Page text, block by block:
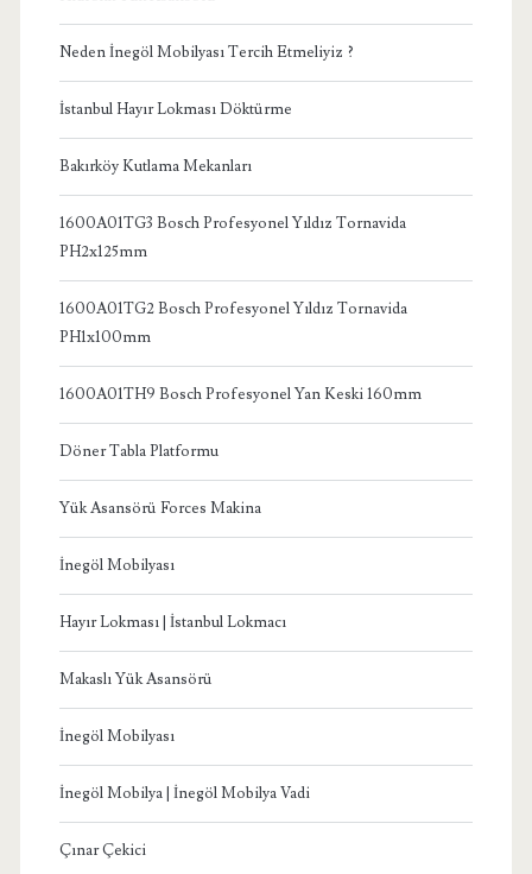
Neden İnegöl Mobilyası Tercih Etmeliyiz ?
İstanbul Hayır Lokması Döktürme
Bakırköy Kutlama Mekanları
1600A01TG3 Bosch Profesyonel Yıldız Tornavida
PH2x125mm
1600A01TG2 Bosch Profesyonel Yıldız Tornavida
PH1x100mm
1600A01TH9 Bosch Profesyonel Yan Keski 160mm
Döner Tabla Platformu
Yük Asansörü Forces Makina
İnegöl Mobilyası
Hayır Lokması | İstanbul Lokmacı
Makaslı Yük Asansörü
İnegöl Mobilyası
İnegöl Mobilya | İnegöl Mobilya Vadi
Çınar Çekici